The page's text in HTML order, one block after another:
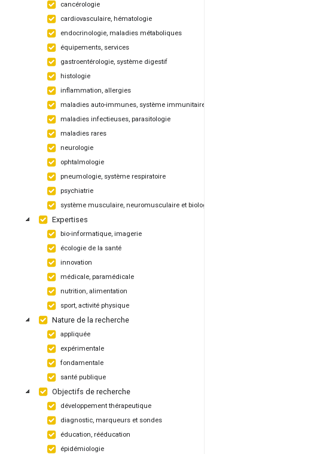
cancérologie
cardiovasculaire, hématologie
endocrinologie, maladies métaboliques
équipements, services
gastroentérologie, système digestif
histologie
inflammation, allergies
maladies auto-immunes, système immunitaire
maladies infectieuses, parasitologie
maladies rares
neurologie
ophtalmologie
pneumologie, système respiratoire
psychiatrie
système musculaire, neuromusculaire et biologique
Expertises
bio-informatique, imagerie
écologie de la santé
innovation
médicale, paramédicale
nutrition, alimentation
sport, activité physique
Nature de la recherche
appliquée
expérimentale
fondamentale
santé publique
Objectifs de recherche
développement thérapeutique
diagnostic, marqueurs et sondes
éducation, rééducation
épidémiologie